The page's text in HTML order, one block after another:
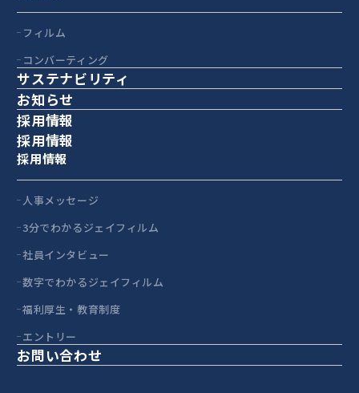
フィルム
コンバーティング
サステナビリティ
お知らせ
採用情報
採用情報
採用情報
人事メッセージ
3分でわかるジェイフィルム
社員インタビュー
数字でわかるジェイフィルム
福利厚生・教育制度
エントリー
お問い合わせ